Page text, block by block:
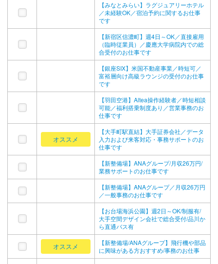
【みなとみらい】ラグジュアリーホテル
／未経験OK／宿泊予約に関するお仕事
です
【新宿区信濃町】週4日～OK／直接雇用
（臨時従業員）／慶應大学病院内での総
合受付のお仕事です
【銀座SIX】米国不動産事業／時短可／
富裕層向け高級ラウンジの受付のお仕事
です
【羽田空港】Altea操作経験者／時短相談
可能／福利搭乗制度あり／営業事務のお
仕事です
オススメ
【大手町駅直結】大手証券会社／データ
入力および来客対応・事務サポートのお
仕事です
【新整備場】ANAグループ/月収26万円/
業務サポートのお仕事です
【新整備場】ANAグループ／月収26万円
／一般事務のお仕事です
【お台場海浜公園】週2日～OK/制服有/
大手空間デザイン会社で総合受付/品川か
ら直通バス有
オススメ
【新整備場/ANAグループ】飛行機や部品
に興味がある方おすすめ/事務のお仕事